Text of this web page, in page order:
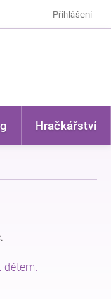
Přihlášení
Hračkářství
dětem.